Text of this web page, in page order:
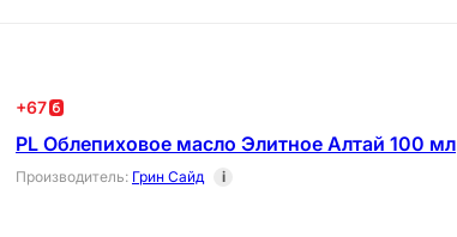
+67
PL Облепиховое масло Элитное Алтай 100 мл
Производитель: Грин Сайд i